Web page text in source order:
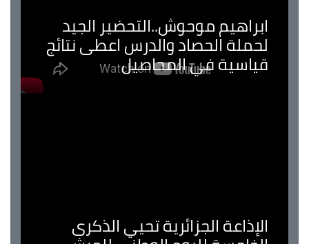
ابراهيم موحوش..التحضير الجيد
لحملة الحصاد والدرس اعطى نتائج
قياسية في المحاصيل
الإذاعة الجزائرية تحيي الذكرى